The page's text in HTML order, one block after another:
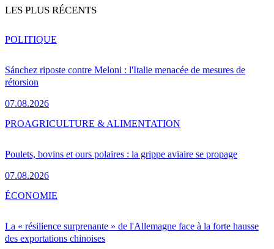
LES PLUS RÉCENTS
Sánchez riposte contre Meloni : l'Italie menacée de mesures de
rétorsion
07.08.2026
POLITIQUE
Poulets, bovins et ours polaires : la grippe aviaire se propage
07.08.2026
PROAGRICULTURE & ALIMENTATION
La « résilience surprenante » de l'Allemagne face à la forte hausse
des exportations chinoises
ÉCONOMIE